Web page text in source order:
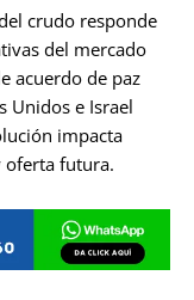
crudo responde
del mercado
acuerdo de paz
Unidos e Israel
impacta
oferta futura.